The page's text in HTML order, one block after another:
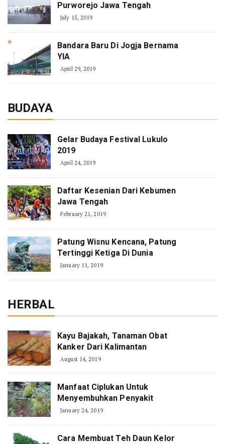
Purworejo Jawa Tengah
July 15, 2019
Bandara Baru Di Jogja Bernama
YIA
April 29, 2019
BUDAYA
Gelar Budaya Festival Lukulo
2019
April 24, 2019
Daftar Kesenian Dari Kebumen
Jawa Tengah
February 21, 2019
Patung Wisnu Kencana, Patung
Tertinggi Ketiga Di Dunia
January 11, 2019
HERBAL
Kayu Bajakah, Tanaman Obat
Kanker Dari Kalimantan
August 14, 2019
Manfaat Ciplukan Untuk
Menyembuhkan Penyakit
January 24, 2019
Cara Membuat Teh Daun Kelor